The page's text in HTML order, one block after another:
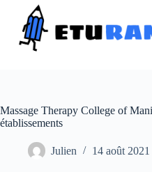
contenu
Massage Therapy College of
établissements
Julien 14 août 2021